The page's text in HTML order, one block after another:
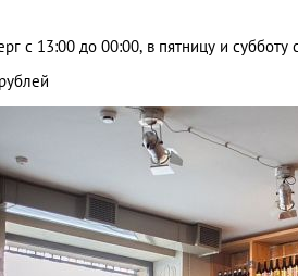
с 13:00 до 00:00, в пятницу и субботу